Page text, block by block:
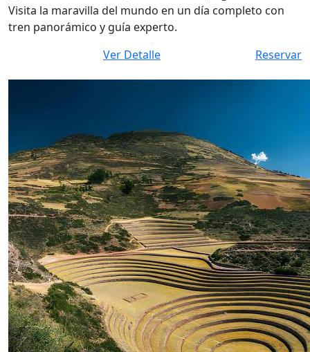
Visita la maravilla del mundo en un día completo con
tren panorámico y guía experto.
Ver Detalle
Reservar